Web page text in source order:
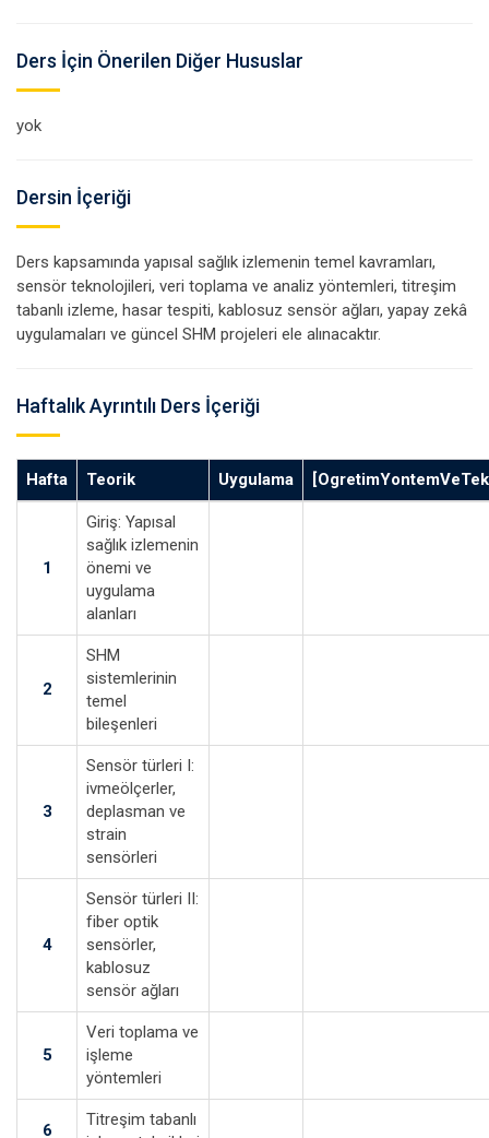
Ders İçin Önerilen Diğer Hususlar
yok
Dersin İçeriği
Ders kapsamında yapısal sağlık izlemenin temel kavramları,
sensör teknolojileri, veri toplama ve analiz yöntemleri, titreşim
tabanlı izleme, hasar tespiti, kablosuz sensör ağları, yapay zekâ
uygulamaları ve güncel SHM projeleri ele alınacaktır.
Haftalık Ayrıntılı Ders İçeriği
Hafta Teorik Uygulama
1
Giriş: Yapısal
sağlık izlemenin
önemi ve
uygulama
alanları
2
SHM
sistemlerinin
temel
bileşenleri
3
Sensör türleri I:
ivmeölçerler,
deplasman ve
strain
sensörleri
4
Sensör türleri II:
fiber optik
sensörler,
kablosuz
sensör ağları
5
Veri toplama ve
işleme
yöntemleri
6
Titreşim tabanlı